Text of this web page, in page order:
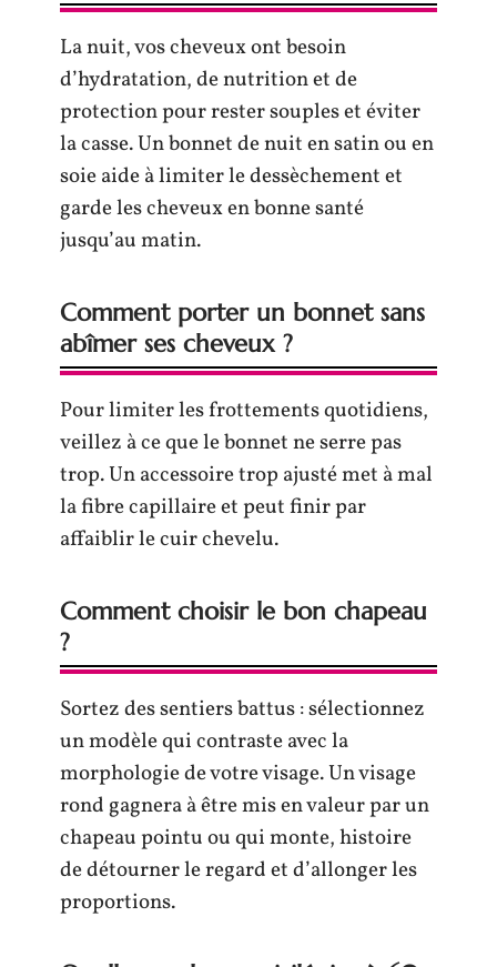
La nuit, vos cheveux ont besoin
d’hydratation, de nutrition et de
protection pour rester souples et éviter
la casse. Un bonnet de nuit en satin ou en
soie aide à limiter le dessèchement et
garde les cheveux en bonne santé
jusqu’au matin.
Comment porter un bonnet sans
abîmer ses cheveux ?
Pour limiter les frottements quotidiens,
veillez à ce que le bonnet ne serre pas
trop. Un accessoire trop ajusté met à mal
la fibre capillaire et peut finir par
affaiblir le cuir chevelu.
Comment choisir le bon chapeau
?
Sortez des sentiers battus : sélectionnez
un modèle qui contraste avec la
morphologie de votre visage. Un visage
rond gagnera à être mis en valeur par un
chapeau pointu ou qui monte, histoire
de détourner le regard et d’allonger les
proportions.